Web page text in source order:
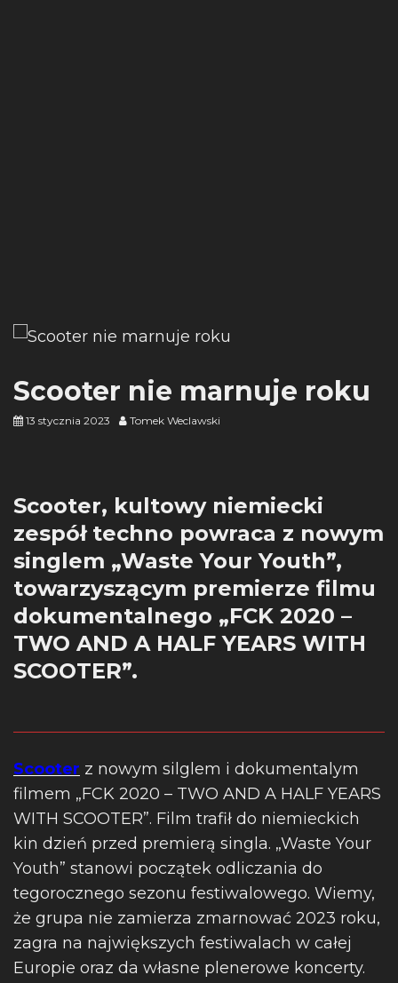
Scooter nie marnuje roku
13 stycznia 2023 Tomek Weclawski
Scooter, kultowy niemiecki
zespół techno powraca z nowym
singlem „Waste Your Youth”,
towarzyszącym premierze filmu
dokumentalnego „FCK 2020 –
TWO AND A HALF YEARS WITH
SCOOTER”.
Scooter z nowym silglem i dokumentalym
filmem „FCK 2020 – TWO AND A HALF YEARS
WITH SCOOTER”. Film trafił do niemieckich
kin dzień przed premierą singla. „Waste Your
Youth” stanowi początek odliczania do
tegorocznego sezonu festiwalowego. Wiemy,
że grupa nie zamierza zmarnować 2023 roku,
zagra na największych festiwalach w całej
Europie oraz da własne plenerowe koncerty.